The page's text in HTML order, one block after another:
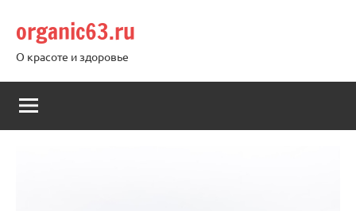
содержимому
organic63.ru
О красоте и здоровье